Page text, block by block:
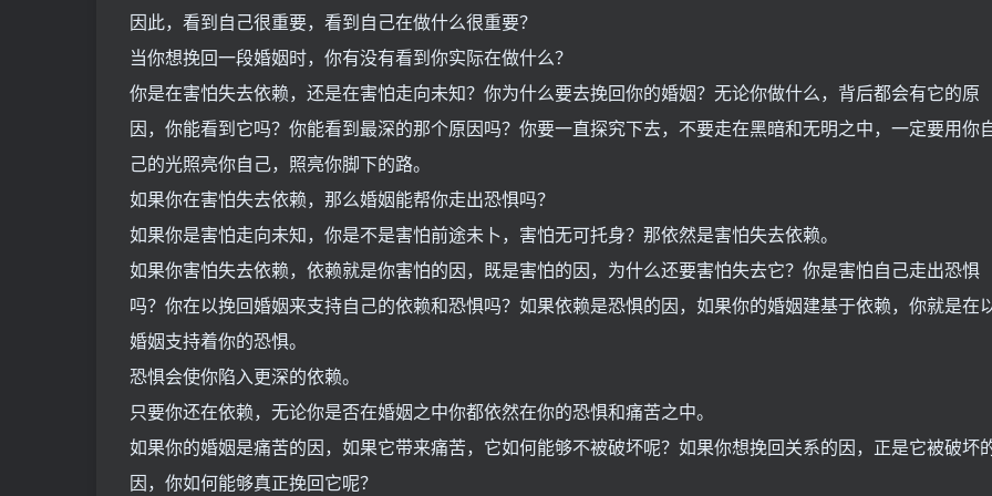
因此，看到自己很重要，看到自己在做什么很重要？
当你想挽回一段婚姻时，你有没有看到你实际在做什么？
你是在害怕失去依赖，还是在害怕走向未知？你为什么要去挽回你的婚姻？无论你做什么，背后都会有它的原
因，你能看到它吗？你能看到最深的那个原因吗？你要一直探究下去，不要走在黑暗和无明之中，一定要用你
己的光照亮你自己，照亮你脚下的路。
如果你在害怕失去依赖，那么婚姻能帮你走出恐惧吗？
如果你是害怕走向未知，你是不是害怕前途未卜，害怕无可托身？那依然是害怕失去依赖。
如果你害怕失去依赖，依赖就是你害怕的因，既是害怕的因，为什么还要害怕失去它？你是害怕自己走出恐惧
吗？你在以挽回婚姻来支持自己的依赖和恐惧吗？如果依赖是恐惧的因，如果你的婚姻建基于依赖，你就是在
婚姻支持着你的恐惧。
恐惧会使你陷入更深的依赖。
只要你还在依赖，无论你是否在婚姻之中你都依然在你的恐惧和痛苦之中。
如果你的婚姻是痛苦的因，如果它带来痛苦，它如何能够不被破坏呢？如果你想挽回关系的因，正是它被破坏
因，你如何能够真正挽回它呢？